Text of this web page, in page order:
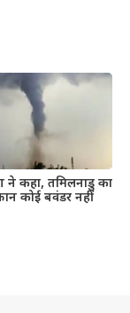
ने कहा, तमिलनाडु का
कोई बवंडर नहीं